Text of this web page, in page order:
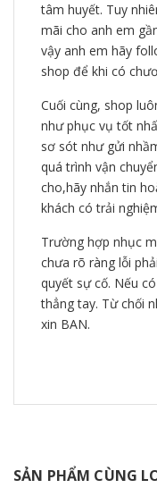
tâm huyết. Tuy
mãi cho anh em
vậy anh em hãy
shop để khi có
Cuối cùng, shop
như phục vụ tốt
sơ sót như gửi
quá trình vận
cho,hãy nhắn tin
khách có trải
Trường hợp nhục
chưa rõ ràng lỗi
quyết sự cố. Nếu
thẳng tay. Từ chối
xin BAN.
SẢN PHẨM CÙNG